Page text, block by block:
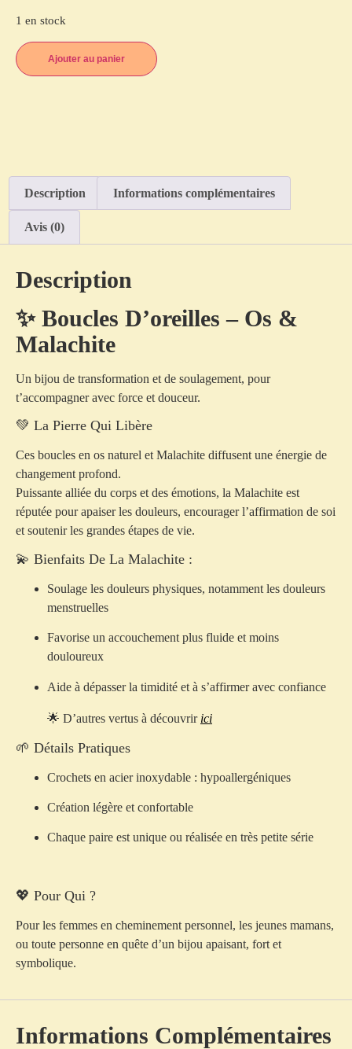
1 en stock
Ajouter au panier
Description Informations complémentaires
Avis (0)
Description
✨ Boucles D’oreilles – Os &
Malachite
Un bijou de transformation et de soulagement, pour
t’accompagner avec force et douceur.
💚 La Pierre Qui Libère
Ces boucles en os naturel et Malachite diffusent une énergie de
changement profond.
Puissante alliée du corps et des émotions, la Malachite est
réputée pour apaiser les douleurs, encourager l’affirmation de soi
et soutenir les grandes étapes de vie.
💫 Bienfaits De La Malachite :
Soulage les douleurs physiques, notamment les douleurs
menstruelles
Favorise un accouchement plus fluide et moins
douloureux
Aide à dépasser la timidité et à s’affirmer avec confiance
🌟 D’autres vertus à découvrir ici
🌱 Détails Pratiques
Crochets en acier inoxydable : hypoallergéniques
Création légère et confortable
Chaque paire est unique ou réalisée en très petite série
💖 Pour Qui ?
Pour les femmes en cheminement personnel, les jeunes mamans,
ou toute personne en quête d’un bijou apaisant, fort et
symbolique.
Informations Complémentaires